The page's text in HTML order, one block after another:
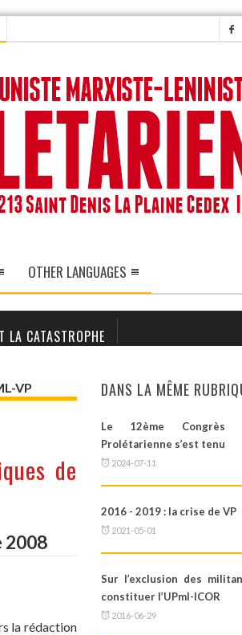
OTHER LANGUAGES
LA CATASTROPHE
VP
de
2008
la rédaction
DANS LA MÊME
Le 12ème Congrès
Prolétarienne s’est tenu
2024-07-11
2016 - 2019 : la crise de VP
2021-05-01
Sur l’exclusion des
constituer l’UPml-ICOR
2016-06-29